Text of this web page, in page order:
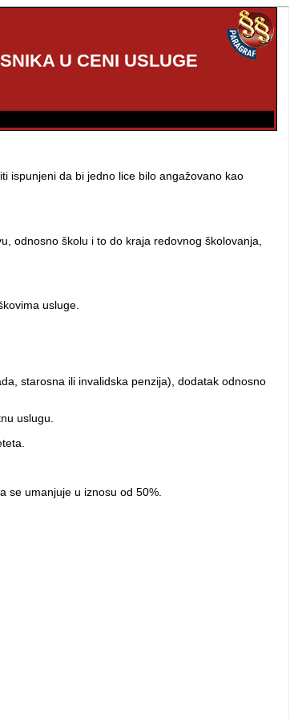
U CENI USLUGE
ispunjeni da bi jedno lice bilo angažovano kao
odnosno školu i to do kraja redovnog školovanja,
usluge.
starosna ili invalidska penzija), dodatak odnosno
uslugu.
se umanjuje u iznosu od 50%.